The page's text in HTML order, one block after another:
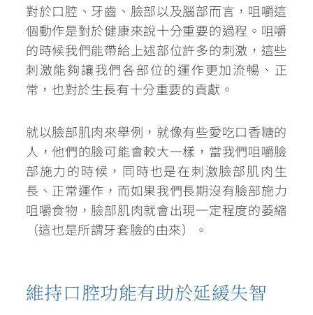
對於口腔、牙齒、臉部以及腦部而言，咀嚼這
個動作是對於健康來說十分重要的過程。 咀嚼
的時候我們能帶給上述部位許多的刺激，這些
刺激能夠讓我們各部位的運作更加流暢、正
常，也對於生長有十分重要的貢獻。
就以臉部肌肉來舉例，就像有些愛吃口香糖的
人，他們的臉可能會較大一樣，當我們咀嚼臉
部施力的時候，同時也是在刺激臉部肌肉生
長、正常運作，而如果我們長期沒有臉部施力
咀嚼食物，臉部肌肉就會出現一定程度的萎縮
（這也是所謂牙套臉的由來）。
維持口腔功能有助於延緩失智